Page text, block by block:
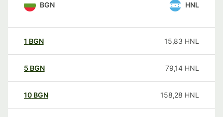
BGN HNL
1 BGN 15,83 HNL
5 BGN 79,14 HNL
10 BGN 158,28 HNL